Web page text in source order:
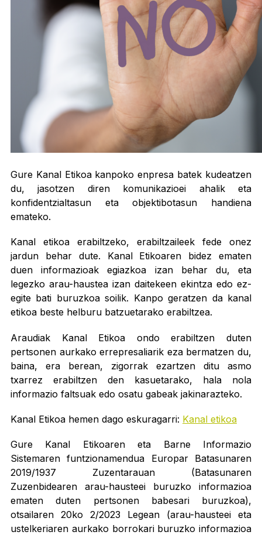
Gure Kanal Etikoa kanpoko enpresa batek kudeatzen
du, jasotzen diren komunikazioei ahalik eta
konfidentzialtasun eta objektibotasun handiena
emateko.
Kanal etikoa erabiltzeko, erabiltzaileek fede onez
jardun behar dute. Kanal Etikoaren bidez ematen
duen informazioak egiazkoa izan behar du, eta
legezko arau-haustea izan daitekeen ekintza edo ez-
egite bati buruzkoa soilik. Kanpo geratzen da kanal
etikoa beste helburu batzuetarako erabiltzea.
Araudiak Kanal Etikoa ondo erabiltzen duten
pertsonen aurkako errepresaliarik eza bermatzen du,
baina, era berean, zigorrak ezartzen ditu asmo
txarrez erabiltzen den kasuetarako, hala nola
informazio faltsuak edo osatu gabeak jakinarazteko.
Kanal Etikoa hemen dago eskuragarri: Kanal etikoa
Gure Kanal Etikoaren eta Barne Informazio
Sistemaren funtzionamendua Europar Batasunaren
2019/1937 Zuzentarauan (Batasunaren
Zuzenbidearen arau-hausteei buruzko informazioa
ematen duten pertsonen babesari buruzkoa),
otsailaren 20ko 2/2023 Legean (arau-hausteei eta
ustelkeriaren aurkako borrokari buruzko informazioa